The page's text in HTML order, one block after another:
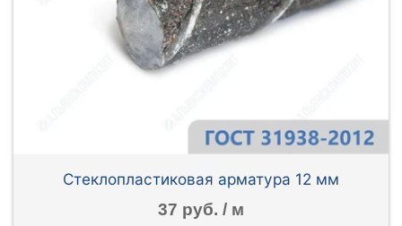
Стеклопластиковая арматура 12 мм
37 руб. / м